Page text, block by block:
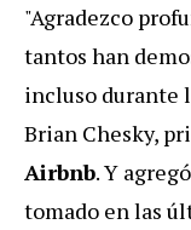
"Agradezco
tantos han
incluso durante
Brian Chesky,
Airbnb. Y
tomado en las